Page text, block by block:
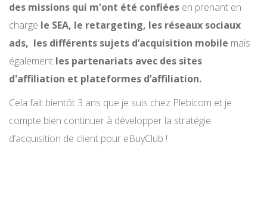
des missions qui m'ont été confiées en prenant en
charge le SEA, le retargeting, les réseaux sociaux
ads, les différents sujets d’acquisition mobile mais
également les partenariats avec des sites
d'affiliation et plateformes d’affiliation.
Cela fait bientôt 3 ans que je suis chez Plebicom et je
compte bien continuer à développer la stratégie
d’acquisition de client pour eBuyClub !